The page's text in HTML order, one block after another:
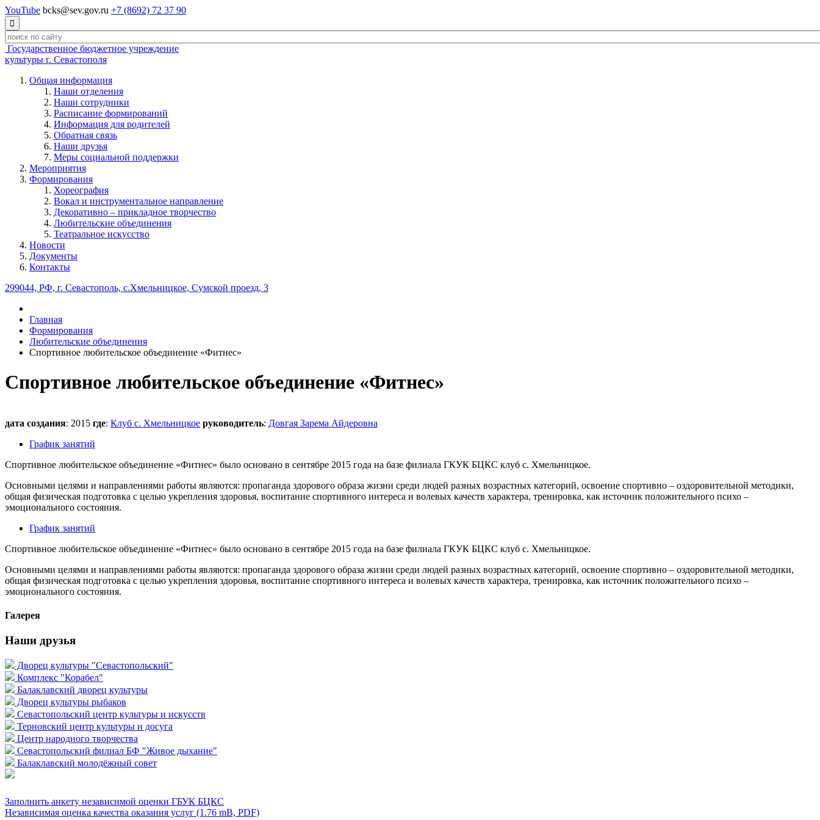
YouTube bcks@sev.gov.ru +7 (8692) 72 37 90

Государственное бюджетное учреждение
культуры г. Севастополя
Общая информация
Наши отделения
Наши сотрудники
Расписание формирований
Информация для родителей
Обратная связь
Наши друзья
Меры социальной поддержки
Мероприятия
Формирования
Хореография
Вокал и инструментальное направление
Декоративно – прикладное творчество
Любительские объединения
Театральное искусство
Новости
Документы
Контакты
299044, РФ, г. Севастополь, с.Хмельницкое, Сумской проезд, 3
Главная
Формирования
Любительские объединения
Спортивное любительское объединение «Фитнес»
Спортивное любительское объединение «Фитнес»
дата создания: 2015 где: Клуб с. Хмельницкое руководитель: Довгая Зарема Айдеровна
График занятий
Спортивное любительское объединение «Фитнес» было основано в сентябре 2015 года на базе филиала ГКУК БЦКС клуб с. Хмельницкое.
Основными целями и направлениями работы являются: пропаганда здорового образа жизни среди людей разных возрастных категорий, освоение спортивно – оздоровительной методики,
общая физическая подготовка с целью укрепления здоровья, воспитание спортивного интереса и волевых качеств характера, тренировка, как источник положительного психо –
эмоционального состояния.
График занятий
Спортивное любительское объединение «Фитнес» было основано в сентябре 2015 года на базе филиала ГКУК БЦКС клуб с. Хмельницкое.
Основными целями и направлениями работы являются: пропаганда здорового образа жизни среди людей разных возрастных категорий, освоение спортивно – оздоровительной методики,
общая физическая подготовка с целью укрепления здоровья, воспитание спортивного интереса и волевых качеств характера, тренировка, как источник положительного психо –
эмоционального состояния.
Галерея
Наши друзья
Дворец культуры "Севастопольский"
Комплекс "Корабел"
Балаклавский дворец культуры
Дворец культуры рыбаков
Севастопольский центр культуры и искусств
Терновский центр культуры и досуга
Центр народного творчества
Севастопольский филиал БФ "Живое дыхание"
Балаклавский молодёжный совет
Заполнить анкету независимой оценки ГБУК БЦКС
Независимая оценка качества оказания услуг (1.76 mB, PDF)